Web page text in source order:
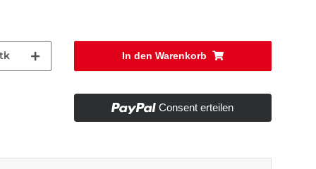
In den Warenkorb
Consent erteilen